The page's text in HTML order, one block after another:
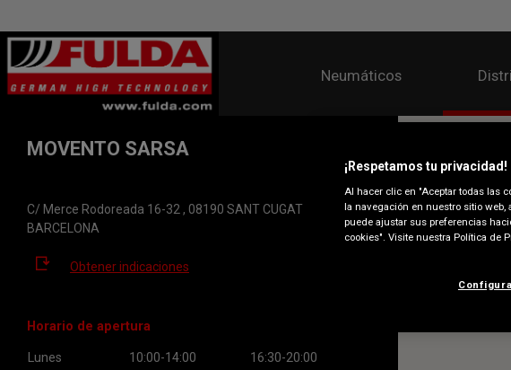
Neumáticos
MOVENTO SARSA
C/ Merce Rodoreada 16-32 , 08190 SANT CUGAT
BARCELONA
Obtener indicaciones
Horario de apertura
Lunes 10:00-14:00
16:30-20:00
¡Respetamos tu privacidad!
Al hacer clic en "Aceptar todas las
la navegación en nuestro sitio
puede ajustar sus preferencias
cookies". Visite nuestra Política de